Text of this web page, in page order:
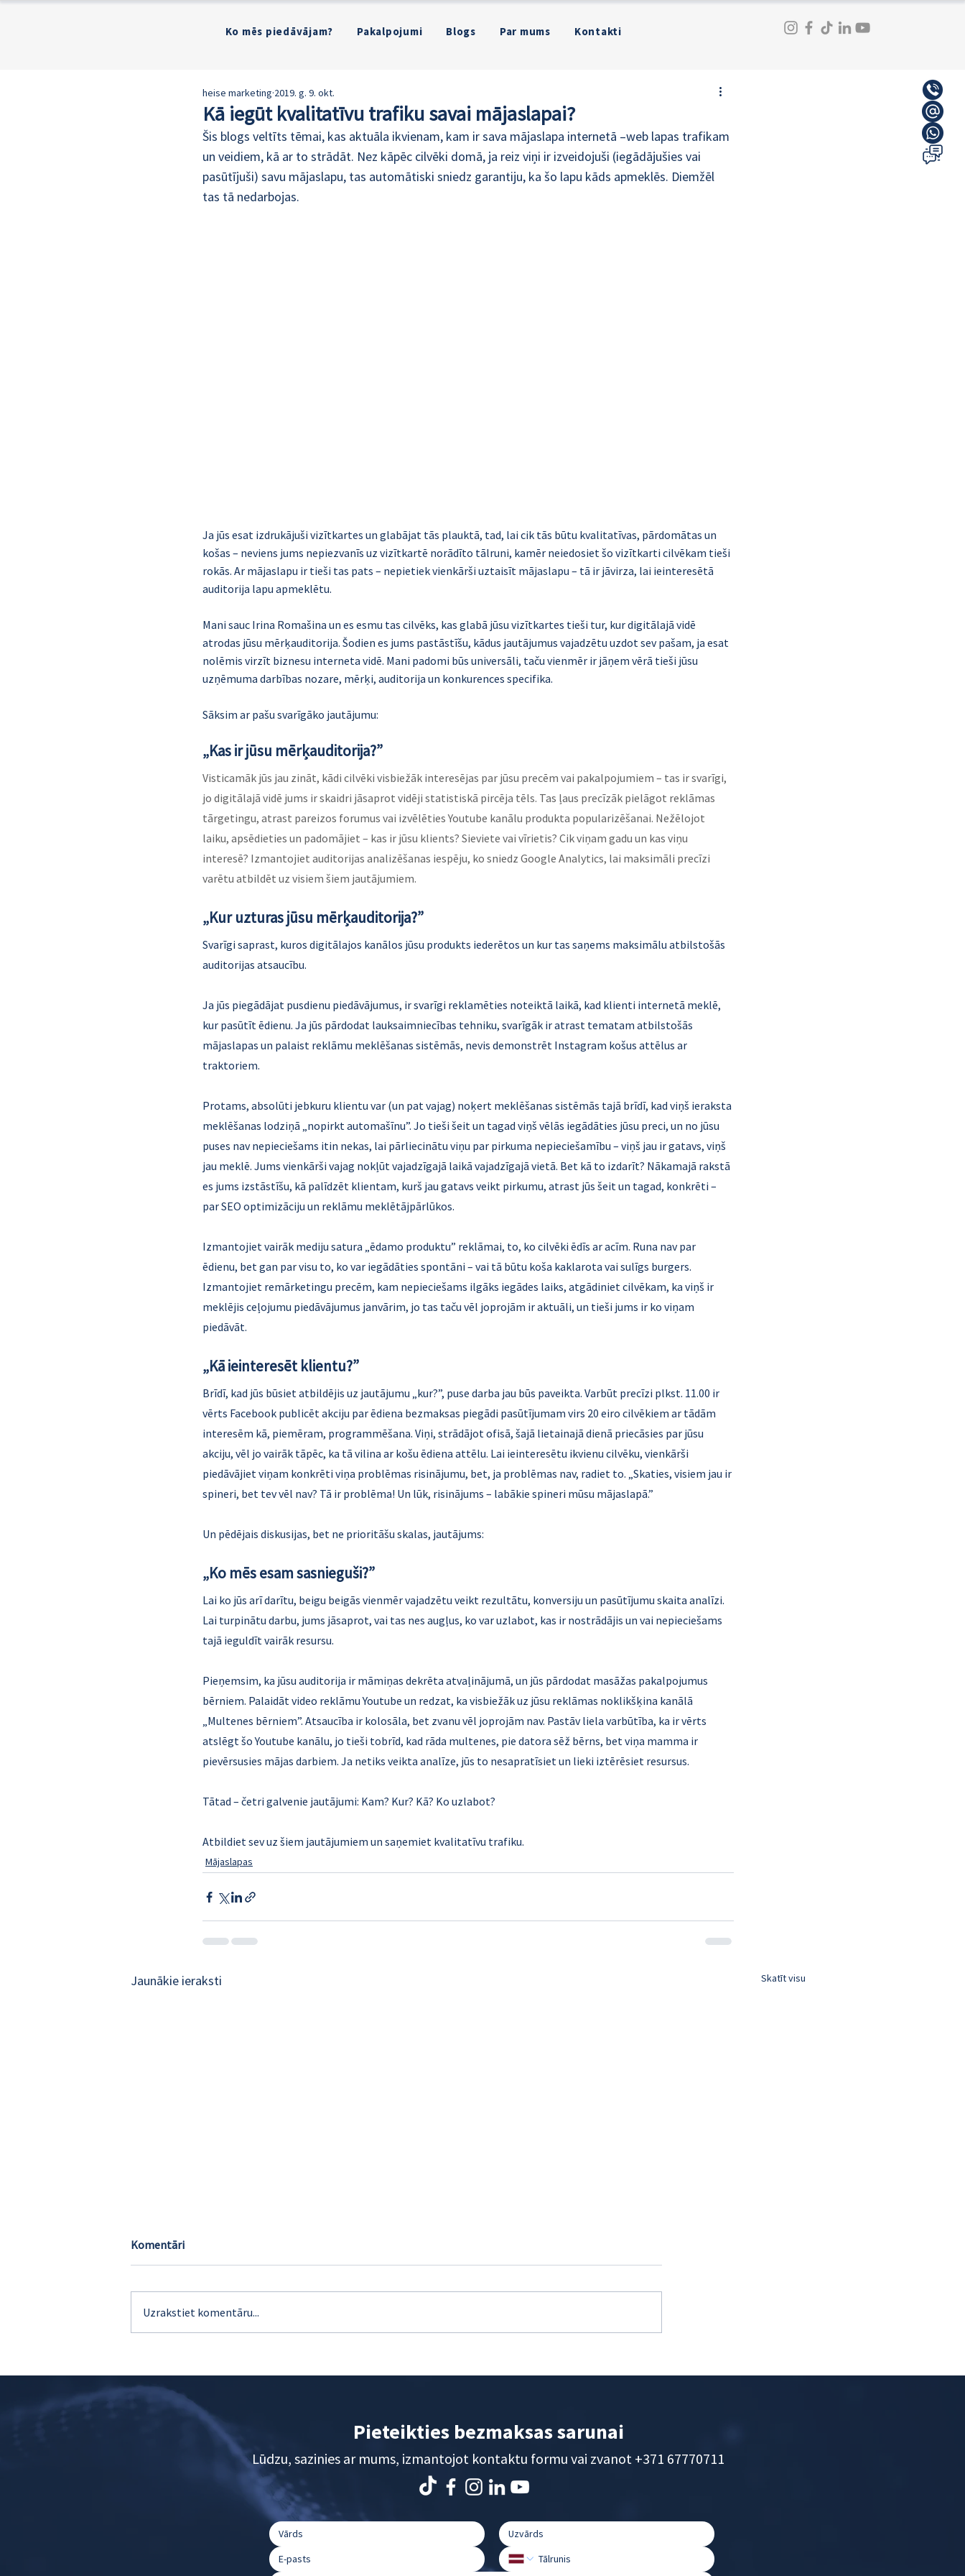
Ko mēs piedāvājam? Pakalpojumi Blogs Par mums Kontakti
Kā iegūt kvalitatīvu trafiku savai mājaslapai?
heise marketing 2019. g. 9. okt.
Šis blogs veltīts tēmai, kas aktuāla ikvienam, kam ir sava mājaslapa internetā –web lapas trafikam
un veidiem, kā ar to strādāt. Nez kāpēc cilvēki domā, ja reiz viņi ir izveidojuši (iegādājušies vai
pasūtījuši) savu mājaslapu, tas automātiski sniedz garantiju, ka šo lapu kāds apmeklēs. Diemžēl
tas tā nedarbojas.
Ja jūs esat izdrukājuši vizītkartes un glabājat tās plauktā, tad, lai cik tās būtu kvalitatīvas, pārdomātas un
košas – neviens jums nepiezvanīs uz vizītkartē norādīto tālruni, kamēr neiedosiet šo vizītkarti cilvēkam tieši
rokās. Ar mājaslapu ir tieši tas pats – nepietiek vienkārši uztaisīt mājaslapu – tā ir jāvirza, lai ieinteresētā
auditorija lapu apmeklētu.
Mani sauc Irina Romašina un es esmu tas cilvēks, kas glabā jūsu vizītkartes tieši tur, kur digitālajā vidē
atrodas jūsu mērķauditorija. Šodien es jums pastāstīšu, kādus jautājumus vajadzētu uzdot sev pašam, ja esat
nolēmis virzīt biznesu interneta vidē. Mani padomi būs universāli, taču vienmēr ir jāņem vērā tieši jūsu
uzņēmuma darbības nozare, mērķi, auditorija un konkurences specifika.
Sāksim ar pašu svarīgāko jautājumu:
„Kas ir jūsu mērķauditorija?”
Visticamāk jūs jau zināt, kādi cilvēki visbiežāk interesējas par jūsu precēm vai pakalpojumiem – tas ir svarīgi,
jo digitālajā vidē jums ir skaidri jāsaprot vidēji statistiskā pircēja tēls. Tas ļaus precīzāk pielāgot reklāmas
tārgetingu, atrast pareizos forumus vai izvēlēties Youtube kanālu produkta popularizēšanai. Nežēlojot
laiku, apsēdieties un padomājiet – kas ir jūsu klients? Sieviete vai vīrietis? Cik viņam gadu un kas viņu
interesē? Izmantojiet auditorijas analizēšanas iespēju, ko sniedz Google Analytics, lai maksimāli precīzi
varētu atbildēt uz visiem šiem jautājumiem.
„Kur uzturas jūsu mērķauditorija?”
Svarīgi saprast, kuros digitālajos kanālos jūsu produkts iederētos un kur tas saņems maksimālu atbilstošās
auditorijas atsaucību.
Ja jūs piegādājat pusdienu piedāvājumus, ir svarīgi reklamēties noteiktā laikā, kad klienti internetā meklē,
kur pasūtīt ēdienu. Ja jūs pārdodat lauksaimniecības tehniku, svarīgāk ir atrast tematam atbilstošās
mājaslapas un palaist reklāmu meklēšanas sistēmās, nevis demonstrēt Instagram košus attēlus ar
traktoriem.
Protams, absolūti jebkuru klientu var (un pat vajag) noķert meklēšanas sistēmās tajā brīdī, kad viņš ieraksta
meklēšanas lodziņā „nopirkt automašīnu”. Jo tieši šeit un tagad viņš vēlās iegādāties jūsu preci, un no jūsu
puses nav nepieciešams itin nekas, lai pārliecinātu viņu par pirkuma nepieciešamību – viņš jau ir gatavs, viņš
jau meklē. Jums vienkārši vajag nokļūt vajadzīgajā laikā vajadzīgajā vietā. Bet kā to izdarīt? Nākamajā rakstā
es jums izstāstīšu, kā palīdzēt klientam, kurš jau gatavs veikt pirkumu, atrast jūs šeit un tagad, konkrēti –
par SEO optimizāciju un reklāmu meklētājpārlūkos.
Izmantojiet vairāk mediju satura „ēdamo produktu” reklāmai, to, ko cilvēki ēdīs ar acīm. Runa nav par
ēdienu, bet gan par visu to, ko var iegādāties spontāni – vai tā būtu koša kaklarota vai sulīgs burgers.
Izmantojiet remārketingu precēm, kam nepieciešams ilgāks iegādes laiks, atgādiniet cilvēkam, ka viņš ir
meklējis ceļojumu piedāvājumus janvārim, jo tas taču vēl joprojām ir aktuāli, un tieši jums ir ko viņam
piedāvāt.
„Kā ieinteresēt klientu?”
Brīdī, kad jūs būsiet atbildējis uz jautājumu „kur?”, puse darba jau būs paveikta. Varbūt precīzi plkst. 11.00 ir
vērts Facebook publicēt akciju par ēdiena bezmaksas piegādi pasūtījumam virs 20 eiro cilvēkiem ar tādām
interesēm kā, piemēram, programmēšana. Viņi, strādājot ofisā, šajā lietainajā dienā priecāsies par jūsu
akciju, vēl jo vairāk tāpēc, ka tā vilina ar košu ēdiena attēlu. Lai ieinteresētu ikvienu cilvēku, vienkārši
piedāvājiet viņam konkrēti viņa problēmas risinājumu, bet, ja problēmas nav, radiet to. „Skaties, visiem jau ir
spineri, bet tev vēl nav? Tā ir problēma! Un lūk, risinājums – labākie spineri mūsu mājaslapā.”
Un pēdējais diskusijas, bet ne prioritāšu skalas, jautājums:
„Ko mēs esam sasnieguši?”
Lai ko jūs arī darītu, beigu beigās vienmēr vajadzētu veikt rezultātu, konversiju un pasūtījumu skaita analīzi.
Lai turpinātu darbu, jums jāsaprot, vai tas nes augļus, ko var uzlabot, kas ir nostrādājis un vai nepieciešams
tajā ieguldīt vairāk resursu.
Pieņemsim, ka jūsu auditorija ir māmiņas dekrēta atvaļinājumā, un jūs pārdodat masāžas pakalpojumus
bērniem. Palaidāt video reklāmu Youtube un redzat, ka visbiežāk uz jūsu reklāmas noklikšķina kanālā
„Multenes bērniem”. Atsaucība ir kolosāla, bet zvanu vēl joprojām nav. Pastāv liela varbūtība, ka ir vērts
atslēgt šo Youtube kanālu, jo tieši tobrīd, kad rāda multenes, pie datora sēž bērns, bet viņa mamma ir
pievērsusies mājas darbiem. Ja netiks veikta analīze, jūs to nesapratīsiet un lieki iztērēsiet resursus.
Tātad – četri galvenie jautājumi: Kam? Kur? Kā? Ko uzlabot?
Atbildiet sev uz šiem jautājumiem un saņemiet kvalitatīvu trafiku.
Mājaslapas
Jaunākie ieraksti Skatīt visu
stratēģijas tavam biznesam
nepieciešama jauna mājaslapa
jeb – 8 uzdevumi, ko var paveikt
Komentāri
Uzrakstiet komentāru...
Pieteikties bezmaksas sarunai
Lūdzu, sazinies ar mums, izmantojot kontaktu formu vai zvanot +371 67770711